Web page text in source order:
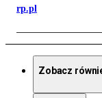
rp.pl
Zobacz